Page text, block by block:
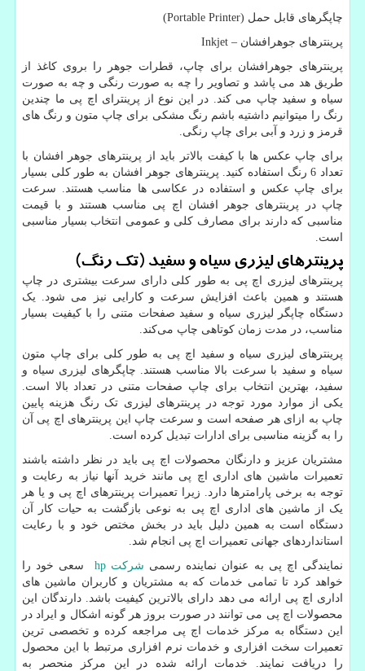
چاپگرهای قابل حمل (Portable Printer
)
پرینترهای جوهرافشان – Inkjet
پرینترهای جوهرافشان برای چاپ، قطرات جوهر را بروی کاغذ از
طریق هد می پاشد و تصاویر را چه به صورت رنگی و چه به صورت
سیاه و سفید چاپ می کند. در این نوع از پرینترای اچ پی ما چندین
رنگ را میتوانیم داشتیه باشم رنگ مشکی برای چاپ متون و رنگ های
قرمز و زرد و آبی برای چاپ رنگی.
برای چاپ عکس ها با کیفت بالاتر باید از پرینترهای جوهر افشان با
تعداد 6 رنگ استفاده کنید. پرینترهای جوهر افشان به طور کلی بسیار
برای چاپ عکس و استفاده در عکاسی ها مناسب هستند. سرعت
چاپ در پرینترهای جوهر افشان اچ پی مناسب هستند و با قیمت
مناسبی که دارند برای مصارف کلی و عمومی انتخاب بسیار مناسبی
است.
پرینترهای لیزری سیاه و سفید (تک رنگ)
پرینترهای لیزری اچ پی به طور کلی دارای سرعت بیشتری در چاپ
هستند و همین باعث افزایش سرعت و کارایی نیز می شود. یک
دستگاه چاپگر لیزری سیاه و سفید صفحات متنی را با کیفیت بسیار
مناسب، در مدت زمان کوتاهی چاپ می‌کند.
پرینترهای لیزری سیاه و سفید اچ پی به طور کلی برای چاپ متون
سیاه و سفید با سرعت بالا مناسب هستند. چاپگرهای لیزری سیاه و
سفید، بهترین انتخاب برای چاپ صفحات متنی در تعداد بالا است.
یکی از موارد مورد توجه در پرینترهای لیزری تک رنگ هزینه پایین
چاپ به ازای هر صفحه است و سرعت چاپ این پرینترهای اچ پی آن
را به گزینه مناسبی برای ادارات تبدیل کرده است.
مشتریان عزیز و دارنگان محصولات اچ پی باید در نظر داشته باشند
تعمیرات ماشین های اداری اچ پی مانند خرید آنها نیاز به رعایت و
توجه به برخی پارامترها دارد. زیرا تعمیرات پرینترهای اچ پی و یا هر
یک از ماشین های اداری اچ پی به نوعی بازگشت به حیات کار آن
دستگاه است به همین دلیل باید در بخش مختص خود و با رعایت
استانداردهای جهانی تعمیرات اچ پی انجام شد.
نمایندگی اچ پی به عنوان نماینده رسمی شرکتhp سعی خود را
خواهد کرد تا تمامی خدمات که به مشتریان و کاربران ماشین های
اداری اچ پی ارائه می دهد دارای بالاترین کیفیت باشد. دارندگان این
محصولات اچ پی می توانند در صورت بروز هر گونه اشکال و ایراد در
این دستگاه به مرکز خدمات اچ پی مراجعه کرده و تخصصی ترین
تعمیرات سخت افزاری و خدمات نرم افزاری مرتبط با این محصول
را دریافت نمایند. خدمات ارائه شده در این مرکز منحصر به